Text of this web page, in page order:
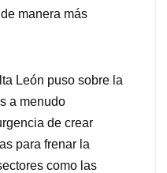
manera más
León puso sobre la
a menudo
de crear
para frenar la
como las